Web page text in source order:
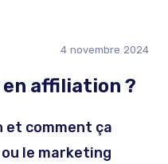
4 novembre 2024
affiliation ?
et comment ça
le marketing